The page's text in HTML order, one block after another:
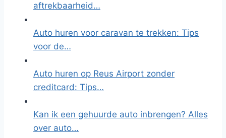
aftrekbaarheid…
Auto huren voor caravan te trekken: Tips
voor de…
Auto huren op Reus Airport zonder
creditcard: Tips…
Kan ik een gehuurde auto inbrengen? Alles
over auto…